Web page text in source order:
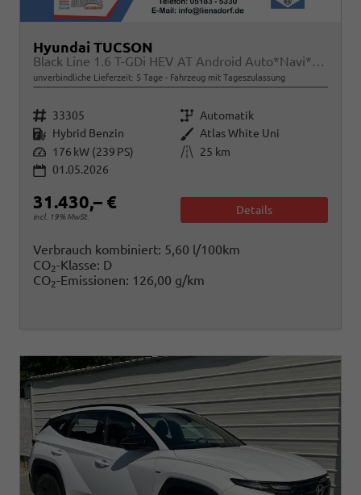
Hyundai TUCSON
Black Line 1.6 T-GDi HEV AT Android Auto*Navi*SHZ*Kamera*2Z Klimaauto*
unverbindliche Lieferzeit: 5 Tage Fahrzeug mit Tageszulassung
Fahrzeugnr. 33305 Getriebe Automatik
Kraftstoff Hybrid Benzin Außenfarbe Atlas White Uni
Leistung 176 kW (239 PS) Kilometerstand
25 km
01.05.2026
31.430,– €
incl. 19% MwSt.
Details
Verbrauch kombiniert: 5,60 l/100km
CO2-Klasse: D
CO2-Emissionen: 126,00 g/km